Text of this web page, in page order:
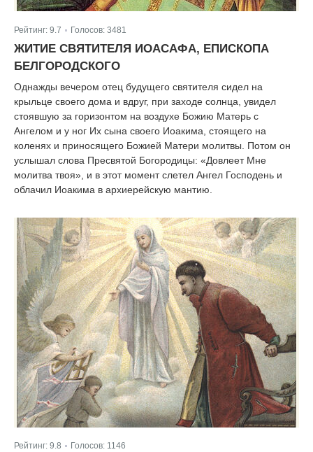
Рейтинг: 9.7 Голосов: 3481
ЖИТИЕ СВЯТИТЕЛЯ ИОАСАФА, ЕПИСКОПА
БЕЛГОРОДСКОГО
Однажды вечером отец будущего святителя сидел на
крыльце своего дома и вдруг, при заходе солнца, увидел
стоявшую за горизонтом на воздухе Божию Матерь с
Ангелом и у ног Их сына своего Иоакима, стоящего на
коленях и приносящего Божией Матери молитвы. Потом он
услышал слова Пресвятой Богородицы: «Довлеет Мне
молитва твоя», и в этот момент слетел Ангел Господень и
облачил Иоакима в архиерейскую мантию.
Рейтинг: 9.8 Голосов: 1146